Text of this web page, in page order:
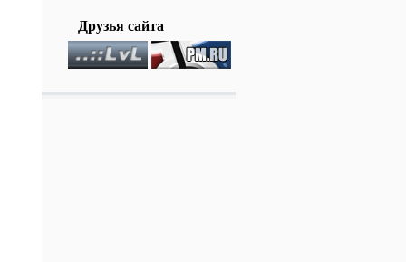
Друзья сайта